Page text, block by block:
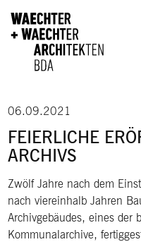
06.09.2021
FEIERLICHE
ARCHIVS
Zwölf Jahre nach dem
nach viereinhalb Jahren
Archivgebäudes, eines der
Kommunalarchive,